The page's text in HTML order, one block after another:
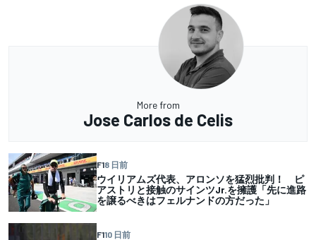
More from
Jose Carlos de Celis
F18 日前
ウイリアムズ代表、アロンソを猛烈批判！ ピ
アストリと接触のサインツJr.を擁護「先に進路
を譲るべきはフェルナンドの方だった」
F110 日前